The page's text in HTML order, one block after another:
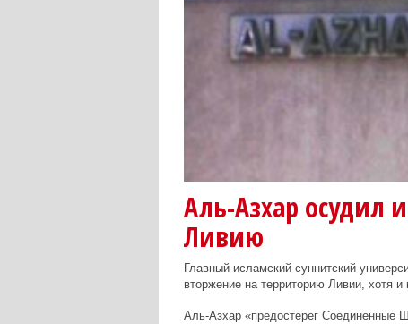
Аль-Азхар осудил
Ливию
Главный исламский суннитский
вторжение на территорию Ливии, хотя
Аль-Азхар «предостерег Соединенные